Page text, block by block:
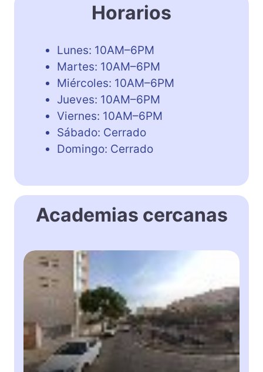
Horarios
Lunes: 10AM–6PM
Martes: 10AM–6PM
Miércoles: 10AM–6PM
Jueves: 10AM–6PM
Viernes: 10AM–6PM
Sábado: Cerrado
Domingo: Cerrado
Academias cercanas
E
s
o